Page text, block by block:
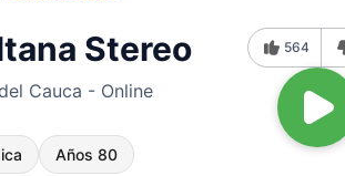
Stereo
Cauca - Online
Años 80
564